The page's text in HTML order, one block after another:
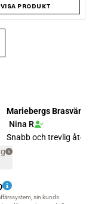
39
400 kr.
400
VISA PRODUKT